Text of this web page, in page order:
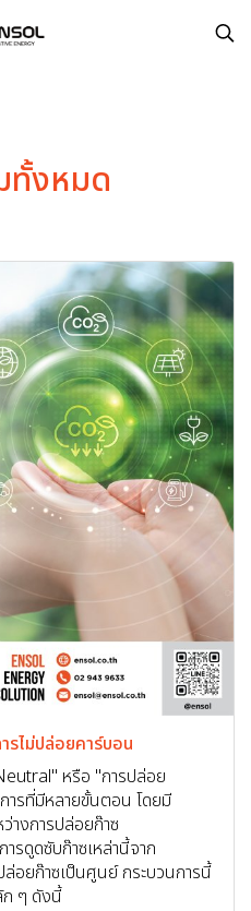
ทั้งหมด
ไม่ปล่อยคาร์บอน
หรือ "การปล่อย
ารที่มีหลายขั้นตอน โดยมี
างการปล่อยก๊าซ
รดูดซับก๊าซเหล่านี้จาก
อยก๊าซเป็นศูนย์ กระบวนการนี้
ๆ ดังนี้